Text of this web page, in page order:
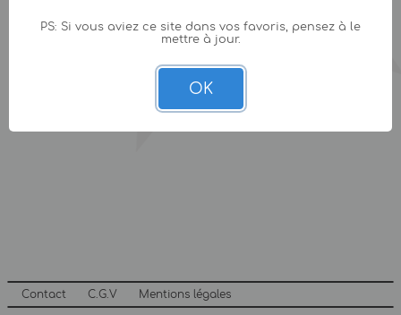
Contact C.G.V Mentions légales
PS: Si vous aviez ce site dans vos favoris, pensez à le
mettre à jour.
OK